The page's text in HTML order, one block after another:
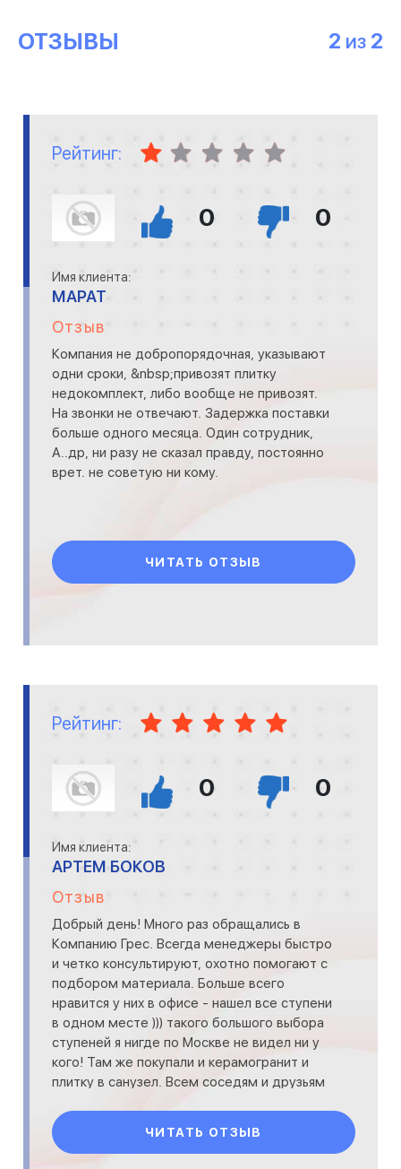
ОТЗЫВЫ 2 ИЗ 2
Рейтинг:
0 0
Имя клиента:
МАРАТ
Отзыв
Компания не добропорядочная, указывают
одни сроки, &nbsp;привозят плитку
недокомплект, либо вообще не привозят.
На звонки не отвечают. Задержка поставки
больше одного месяца. Один сотрудник,
А..др, ни разу не сказал правду, постоянно
врет. не советую ни кому.
ЧИТАТЬ ОТЗЫВ
Рейтинг:
0 0
Имя клиента:
АРТЕМ БОКОВ
Отзыв
Добрый день! Много раз обращались в
Компанию Грес. Всегда менеджеры быстро
и четко консультируют, охотно помогают с
подбором материала. Больше всего
нравится у них в офисе - нашел все ступени
в одном месте ))) такого большого выбора
ступеней я нигде по Москве не видел ни у
кого! Там же покупали и керамогранит и
плитку в санузел. Всем соседям и друзьям
ЧИТАТЬ ОТЗЫВ